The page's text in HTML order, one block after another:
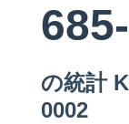
の統計
0002